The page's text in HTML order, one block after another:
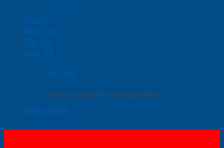
Cửa kính
Dự Án
Báo Giá
Tin Tức
Liên hệ
Giỏ hàng
Chưa có sản phẩm trong giỏ hàng.
Đăng nhập